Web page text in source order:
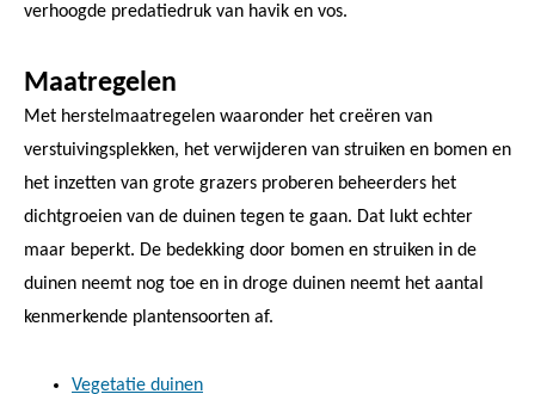
verhoogde predatiedruk van havik en vos.
Maatregelen
Met herstelmaatregelen waaronder het creëren van
verstuivingsplekken, het verwijderen van struiken en bomen en
het inzetten van grote grazers proberen beheerders het
dichtgroeien van de duinen tegen te gaan. Dat lukt echter
maar beperkt. De bedekking door bomen en struiken in de
duinen neemt nog toe en in droge duinen neemt het aantal
kenmerkende plantensoorten af.
Vegetatie duinen